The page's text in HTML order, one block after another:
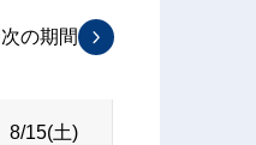
次の期間
8/15(土)